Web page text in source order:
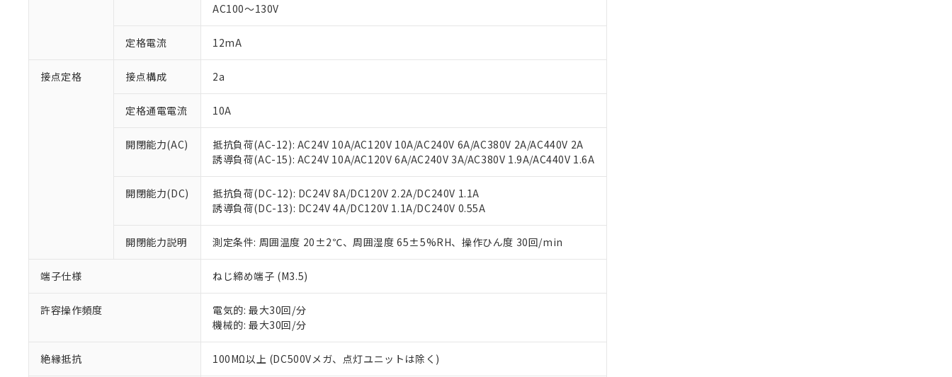
AC100～130V
定格電流 12mA
接点定格 接点構成 2a
定格通電電流 10A
開閉能力(AC)
抵抗負荷(AC-12): AC24V 10A/AC120V 10A/AC240V 6A/AC380V 2A/AC440V 2A
誘導負荷(AC-15): AC24V 10A/AC120V 6A/AC240V 3A/AC380V 1.9A/AC440V 1.6A
開閉能力(DC)
抵抗負荷(DC-12): DC24V 8A/DC120V 2.2A/DC240V 1.1A
誘導負荷(DC-13): DC24V 4A/DC120V 1.1A/DC240V 0.55A
開閉能力説明 測定条件: 周囲温度 20±2℃、周囲湿度 65±5%RH、操作ひん度 30回/min
端子仕様 ねじ締め端子 (M3.5)
許容操作頻度
電気的: 最大30回/分
機械的: 最大30回/分
絶縁抵抗 100MΩ以上 (DC500Vメガ、点灯ユニットは除く)
以下の条件をお読みいただき、同意のうえご利用ください。
正式な納期状況および標準価格はお客様のお取引先、またはお客様担当のオムロン制御機器販売店・
当社販売員にご相談ください。
オムロン制御機器販売店や当社販売拠点は「販売ネットワーク
」をご確認ください。
在庫状況および標準価格結果を当社の事前の承諾なく第三者に漏洩または開示しないようお願いしま
す。
マイパーツ機能（部品リスト作成サービス）をご利用いただくには、I-Webメンバーズにご登録され
ている必要があります。
が、当社の製品・サービスに関するお客様との取引・商談に必要な範囲で利用することをご了承くだ
さい。
※当社の共同利用者とは、
いる法人を指します。
があります。
*EU RoHS指令（10物質）：
六価クロム(Cr(Ⅵ)) 1000ppm以下、ポリ臭化ビフェニル類(PBB) 1000ppm以下、ポリ臭化ジフェニルエーテル類(PBDE) 1000ppm以下、
但し、RoHS指令で産業用監視および制御機器に対する適用除外項目は除く。
フタル酸エステル類の４物質については閾値を超える意図的な使用がないことを確認しています。
※2 対応予定月
部品在庫の切り替え状況などにより、予定月が前後することがあります。
※3 非含有証明書ダウンロード
EU RoHS指令（10物質）の非含有証明書
51物質の非含有証明書（当社基準）
※本証明書は発行日時点で非含有を証明するもので、過去に遡って非含有を証明するものではありません。
また、RoHS指令のフタル酸エステル類４物質の対応では、対応完了までの期間は出荷製品に未対応品が
混在することから備考欄に対応日を記載しておりました。
既に当社にて対応品への在庫切替を完了していることから、特段のことがない限り、2022年1月12日よ
「×」：最大均質材料含有率が中国RoHSの基準値を超えていることを示します。
「－」：未確認です。当社販売部門へお問い合わせください。
Pb(鉛) :1000ppm、 Hg(水銀) : 1000ppm、 Cd(カドミウム) : 100ppm、
DBP(フタル酸ジブチル) : 1000ppm、 DIBP(フタル酸ジイソブチル) : 1000ppm、 BBP(フタル酸ブチルベンジル) : 1000ppm、
※2 環境保護使用期限
「ｅ」：有害物質（10物質）のすべてが基準値以下であることを示します。
「10」：通常の使用状況下において有害物質が外部に漏えいし、環境に深刻な影響を及ぼさない年数を意
味します。
「－」：未確認です。当社販売部門へお問い合わせください。
う）を輸出または国外への提供する場合は、日本国政府の輸出許可(または役務取引許可)を取得する
置等に一切使用いたしません。
当社は、貴社製品を第三者に販売する場合は、上記1、2および3の内容を当該第三者に通知します。
また当社は、販売先および販売に係わる関係者が違法に輸出するおそれがある場合は、取り引きをい
たしません。
記
説明
△ 一定数には満たないが在庫あり
－
在庫なし(最新の在庫状況については、お客様のお取引先、またはお客様担当のオムロン制御
機器販売店・当社販売員にご確認ください)
空
白
受注生産機種、また在庫状況の情報を公開していない機種